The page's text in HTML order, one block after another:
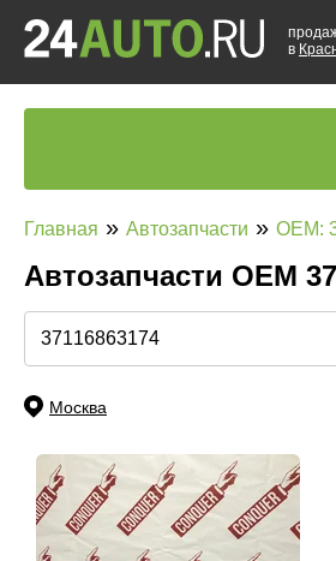
в
Главная » Автозапчасти » OEM:
Автозапчасти ОЕМ
Москва